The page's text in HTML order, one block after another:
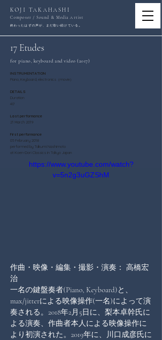
KOJI TAKAHASHI
Composer / Sound & Media Artist
終わったはずの声が、まだ歌い続けている 。
17 Etudes
for piano, keyboard and video (2017)
INSTRUMENTATION
Piano, Keyboard, electronics（movie）
DETAILS
Duration
40'
Last performance
21 March 2019
First performance
05 February 2018
performed by Takumi Nashimoto
at Koen-Dori Classics in Tokyo Japan
https://www.youtube.com/watch?
v=5n2g3uGZShM
作曲・映像・編集・撮影・演奏： 高橋宏
治
一名の鍵盤奏者(Piano, Keyboard)と、
max/jitterによる映像操作(一名)によって演
奏される。2018年2月5日に、梨本卓幹氏に
よる演奏、作曲者本人による映像操作に
より初演された。2019年に、川口成彦氏に